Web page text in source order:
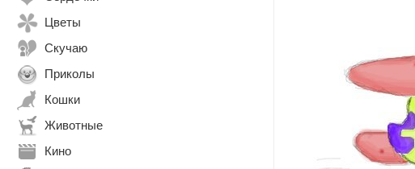
Цветы
Скучаю
Приколы
Кошки
Животные
Кино